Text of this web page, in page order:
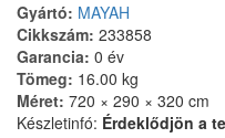
Gyártó: MAYAH
Cikkszám: 233858
Garancia: 0 év
Tömeg: 16.00 kg
Méret: 720 × 290 × 320 cm
Készletinfó: Érdeklődjön a